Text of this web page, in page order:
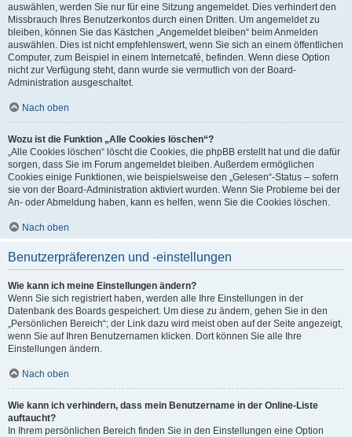
auswählen, werden Sie nur für eine Sitzung angemeldet. Dies verhindert den
Missbrauch Ihres Benutzerkontos durch einen Dritten. Um angemeldet zu
bleiben, können Sie das Kästchen „Angemeldet bleiben“ beim Anmelden
auswählen. Dies ist nicht empfehlenswert, wenn Sie sich an einem öffentlichen
Computer, zum Beispiel in einem Internetcafé, befinden. Wenn diese Option
nicht zur Verfügung steht, dann wurde sie vermutlich von der Board-
Administration ausgeschaltet.
Nach oben
Wozu ist die Funktion „Alle Cookies löschen“?
„Alle Cookies löschen“ löscht die Cookies, die phpBB erstellt hat und die dafür
sorgen, dass Sie im Forum angemeldet bleiben. Außerdem ermöglichen
Cookies einige Funktionen, wie beispielsweise den „Gelesen“-Status – sofern
sie von der Board-Administration aktiviert wurden. Wenn Sie Probleme bei der
An- oder Abmeldung haben, kann es helfen, wenn Sie die Cookies löschen.
Nach oben
Benutzerpräferenzen und -einstellungen
Wie kann ich meine Einstellungen ändern?
Wenn Sie sich registriert haben, werden alle Ihre Einstellungen in der
Datenbank des Boards gespeichert. Um diese zu ändern, gehen Sie in den
„Persönlichen Bereich“; der Link dazu wird meist oben auf der Seite angezeigt,
wenn Sie auf Ihren Benutzernamen klicken. Dort können Sie alle Ihre
Einstellungen ändern.
Nach oben
Wie kann ich verhindern, dass mein Benutzername in der Online-Liste
auftaucht?
In Ihrem persönlichen Bereich finden Sie in den Einstellungen eine Option